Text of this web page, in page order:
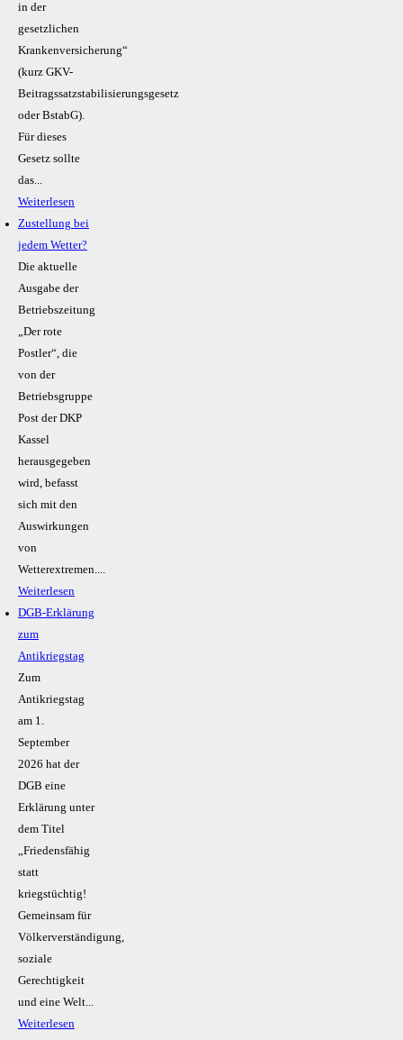
in der
gesetzlichen
Krankenversicherung“
(kurz GKV-
Beitragssatzstabilisierungsgesetz
oder BstabG).
Für dieses
Gesetz sollte
das...
Weiterlesen
Zustellung bei
jedem Wetter?
Die aktuelle
Ausgabe der
Betriebszeitung
„Der rote
Postler“, die
von der
Betriebsgruppe
Post der DKP
Kassel
herausgegeben
wird, befasst
sich mit den
Auswirkungen
von
Wetterextremen....
Weiterlesen
DGB-Erklärung
zum
Antikriegstag
Zum
Antikriegstag
am 1.
September
2026 hat der
DGB eine
Erklärung unter
dem Titel
„Friedensfähig
statt
kriegstüchtig!
Gemeinsam für
Völkerverständigung,
soziale
Gerechtigkeit
und eine Welt...
Weiterlesen